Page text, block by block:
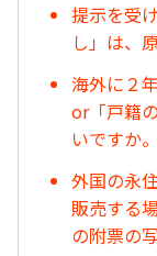
提示を受
し」は、
海外に２
or「戸籍
いですか。
外国の永
販売する
の附票の